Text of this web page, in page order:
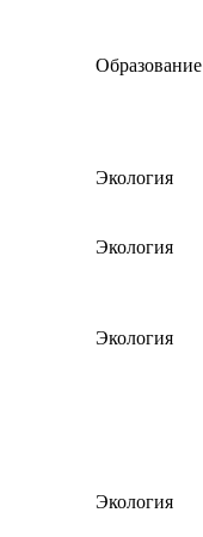
Образование
Экология
Экология
Экология
Экология